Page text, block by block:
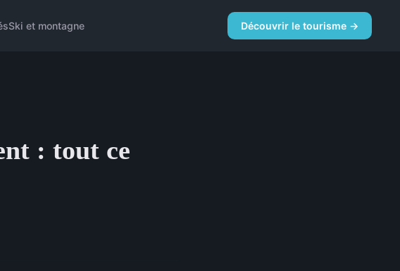
Ski et montagne Découvrir le tourisme →
: tout ce